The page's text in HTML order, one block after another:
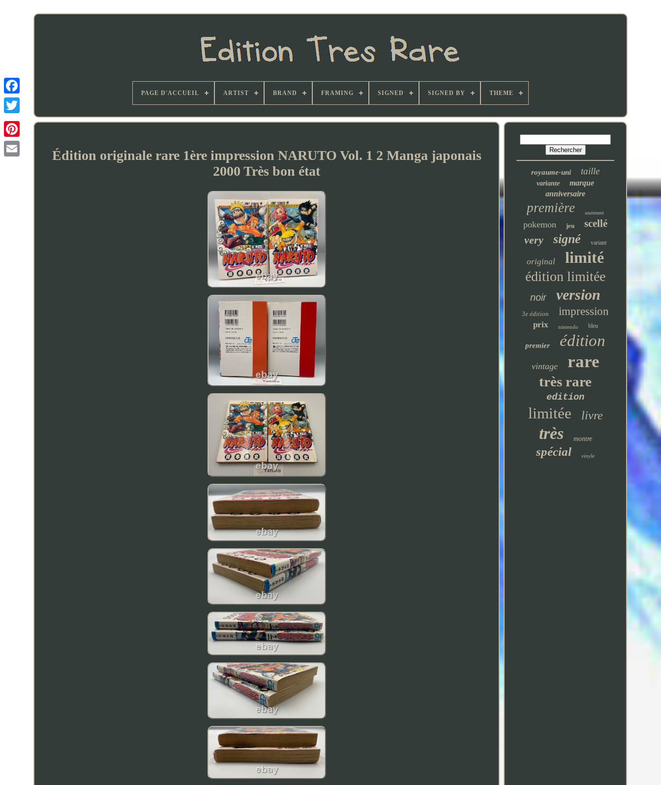
PAGE D'ACCUEIL ARTIST BRAND FRAMING SIGNED SIGNED BY THEME
Édition originale rare 1ère impression NARUTO Vol. 1 2 Manga japonais
2000 Très bon état
royaume-uni taille
variante
marque
anniversaire
première seulement
pokemon jeu scellé
very signé variant
original limité
édition limitée
noir version
3e édition impression
prix nintendo bleu
premier édition
vintage rare
très rare
edition
limitée livre
très montre
spécial vinyle